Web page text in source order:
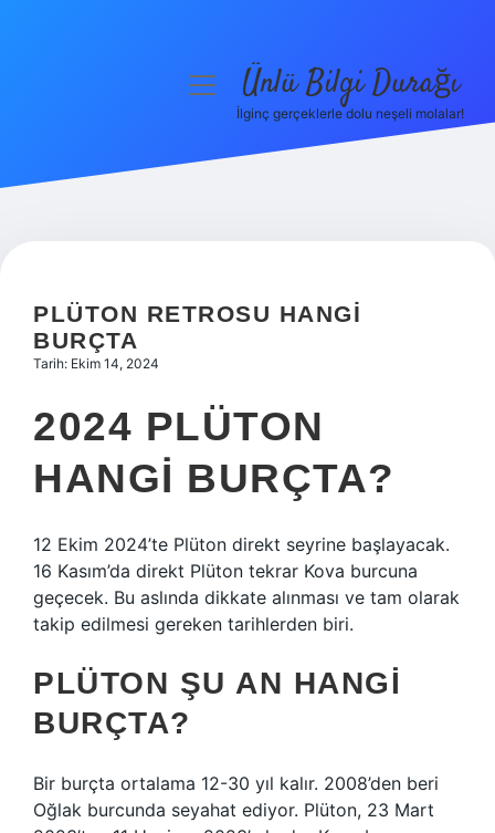
Hakkımızda
menüyüÜnlü Bilgi Durağı
İlginç gerçeklerle dolu neşeli molalar!
PLÜTON RETROSU HANGI
BURÇTA
Tarih: Ekim 14, 2024
2024 PLÜTON
HANGI BURÇTA?
12 Ekim 2024’te Plüton direkt seyrine başlayacak.
16 Kasım’da direkt Plüton tekrar Kova burcuna
geçecek. Bu aslında dikkate alınması ve tam olarak
takip edilmesi gereken tarihlerden biri.
PLÜTON ŞU AN HANGI
BURÇTA?
Bir burçta ortalama 12-30 yıl kalır. 2008’den beri
Oğlak burcunda seyahat ediyor. Plüton, 23 Mart